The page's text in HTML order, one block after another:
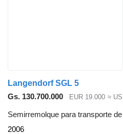
Langendorf SGL 5
Gs. 130.700.000
EUR 19.000 ≈
Semirremolque para transporte
2006